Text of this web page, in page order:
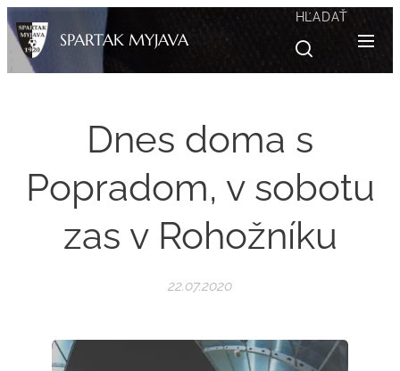
SPARTAK MYJAVA
HĽADAŤ
Dnes doma s
Popradom, v sobotu
zas v Rohožníku
22.07.2020